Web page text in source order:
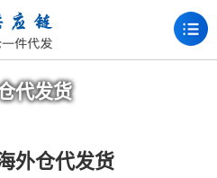
代发货
外仓代发货